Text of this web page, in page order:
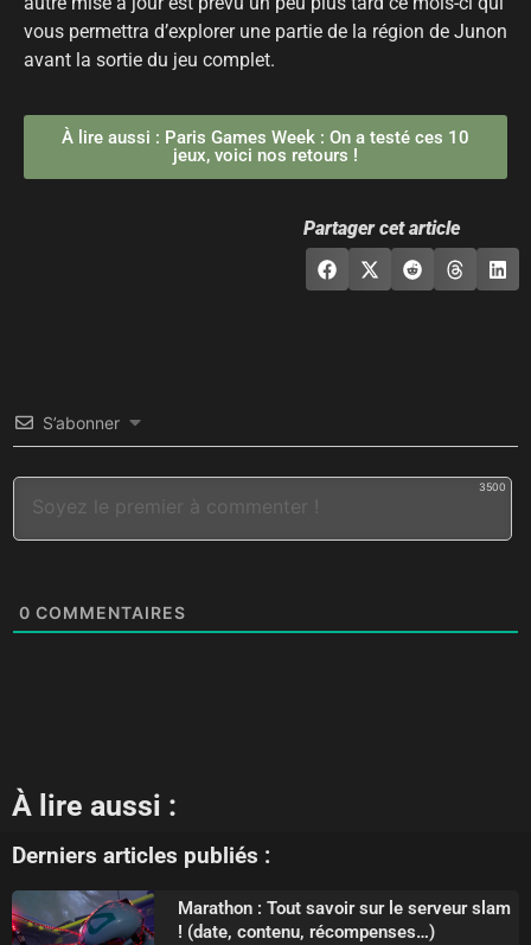
vous permettra d’explorer une partie de la région de Junon
avant la sortie du jeu complet.
À lire aussi : Paris Games Week : On a testé ces 10
jeux, voici nos retours !
Partager cet article
S’abonner
3500
0 COMMENTAIRES
À lire aussi :
Derniers articles publiés :
Marathon : Tout savoir sur le serveur slam
! (date, contenu, récompenses…)